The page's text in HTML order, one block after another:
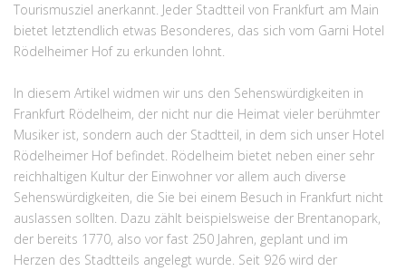
Tourismusziel anerkannt. Jeder Stadtteil von Frankfurt am Main
bietet letztendlich etwas Besonderes, das sich vom Garni Hotel
Rödelheimer Hof zu erkunden lohnt.
In diesem Artikel widmen wir uns den Sehenswürdigkeiten in
Frankfurt Rödelheim, der nicht nur die Heimat vieler berühmter
Musiker ist, sondern auch der Stadtteil, in dem sich unser Hotel
Rödelheimer Hof befindet. Rödelheim bietet neben einer sehr
reichhaltigen Kultur der Einwohner vor allem auch diverse
Sehenswürdigkeiten, die Sie bei einem Besuch in Frankfurt nicht
auslassen sollten. Dazu zählt beispielsweise der Brentanopark,
der bereits 1770, also vor fast 250 Jahren, geplant und im
Herzen des Stadtteils angelegt wurde. Seit 926 wird der